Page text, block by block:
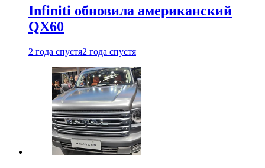
Infiniti обновила американский
QX60
2 года спустя2 года спустя